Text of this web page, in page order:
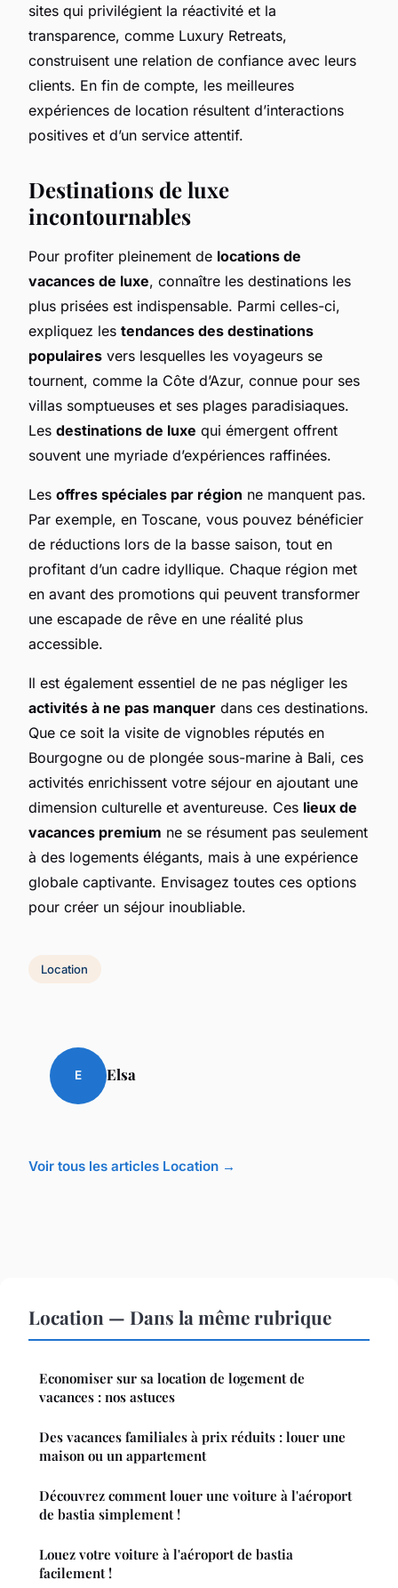
sites qui privilégient la réactivité et la
transparence, comme Luxury Retreats,
construisent une relation de confiance avec leurs
clients. En fin de compte, les meilleures
expériences de location résultent d’interactions
positives et d’un service attentif.
Destinations de luxe
incontournables
Pour profiter pleinement de locations de
vacances de luxe, connaître les destinations les
plus prisées est indispensable. Parmi celles-ci,
expliquez les tendances des destinations
populaires vers lesquelles les voyageurs se
tournent, comme la Côte d’Azur, connue pour ses
villas somptueuses et ses plages paradisiaques.
Les destinations de luxe qui émergent offrent
souvent une myriade d’expériences raffinées.
Les offres spéciales par région ne manquent pas.
Par exemple, en Toscane, vous pouvez bénéficier
de réductions lors de la basse saison, tout en
profitant d’un cadre idyllique. Chaque région met
en avant des promotions qui peuvent transformer
une escapade de rêve en une réalité plus
accessible.
Il est également essentiel de ne pas négliger les
activités à ne pas manquer dans ces destinations.
Que ce soit la visite de vignobles réputés en
Bourgogne ou de plongée sous-marine à Bali, ces
activités enrichissent votre séjour en ajoutant une
dimension culturelle et aventureuse. Ces lieux de
vacances premium ne se résument pas seulement
à des logements élégants, mais à une expérience
globale captivante. Envisagez toutes ces options
pour créer un séjour inoubliable.
Location
E Elsa
Voir tous les articles Location →
Location — Dans la même rubrique
Economiser sur sa location de logement de
vacances : nos astuces
Des vacances familiales à prix réduits : louer une
maison ou un appartement
Découvrez comment louer une voiture à l'aéroport
de bastia simplement !
Louez votre voiture à l'aéroport de bastia
facilement !